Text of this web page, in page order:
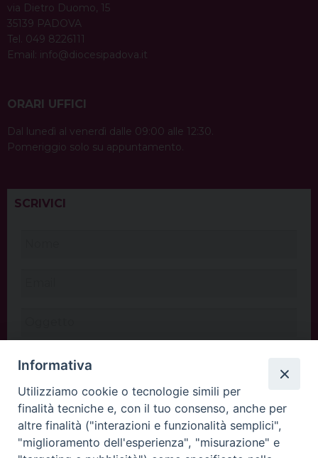
via Dietro Duomo, 15
35139 PADOVA
Tel. 049 8226111
Email: info@diocesipadova.it
ORARI UFFICI
Dal lunedì al venerdì dalle 09:00 alle 12:30.
Pomeriggio solo su appuntamento.
SCRIVICI
Informativa
Utilizziamo cookie o tecnologie simili per
finalità tecniche e, con il tuo consenso, anche per
altre finalità ("interazioni e funzionalità semplici",
"miglioramento dell'esperienza", "misurazione" e